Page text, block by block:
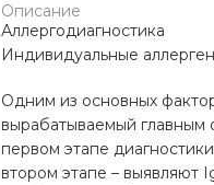
Описание
Аллергодиагностика
Индивидуальные
Одним из основных
вырабатываемый главным
первом этапе
втором этапе – выявляют